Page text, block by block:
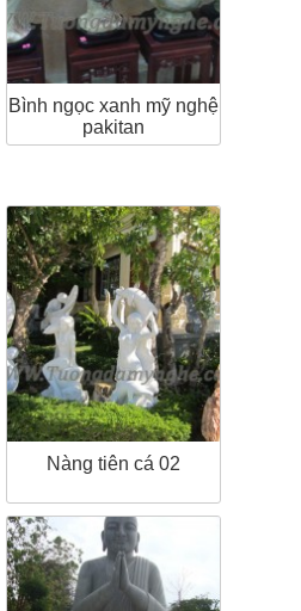
Bình ngọc xanh mỹ nghệ
pakitan
Nàng tiên cá 02